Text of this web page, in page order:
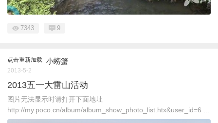
7343 9
点击重新加载 小螃蟹
2013-5-2
2013五一大雷山活动
图片无法显示时请打开下面地址
http://my.poco.cn/album/album_show_photo_list.htx&user_id=6 ...